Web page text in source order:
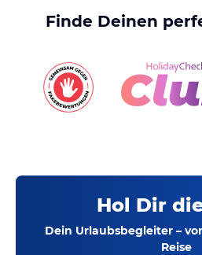
Finde Deinen
Hol Dir
Dein Urlaubsbegleiter –
Reise